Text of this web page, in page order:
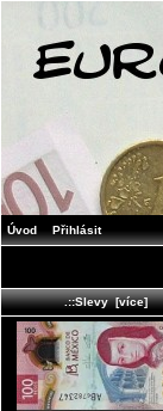
Úvod Přihlásit
.::Slevy [více]